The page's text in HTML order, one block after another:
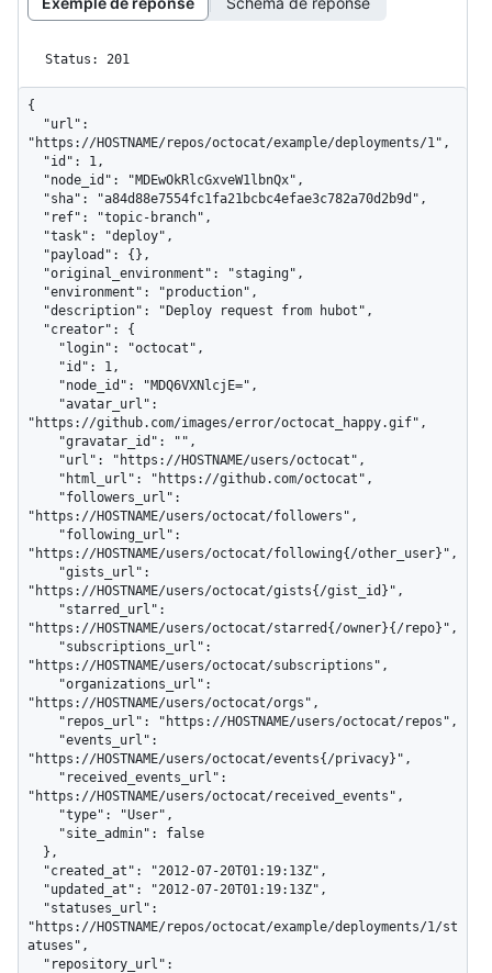
Status: 201
{
"https://HOSTNAME/repos/octocat/example/deployments/1",
"https://github.com/images/error/octocat_happy.gif",
"https://HOSTNAME/users/octocat/followers",
"https://HOSTNAME/users/octocat/following{/other_user}",
"https://HOSTNAME/users/octocat/gists{/gist_id}",
"https://HOSTNAME/users/octocat/starred{/owner}{/repo}",
"https://HOSTNAME/users/octocat/subscriptions",
"https://HOSTNAME/users/octocat/orgs",
"https://HOSTNAME/users/octocat/events{/privacy}",
"https://HOSTNAME/users/octocat/received_events",
"https://HOSTNAME/repos/octocat/example/deployments/1/st
atuses",